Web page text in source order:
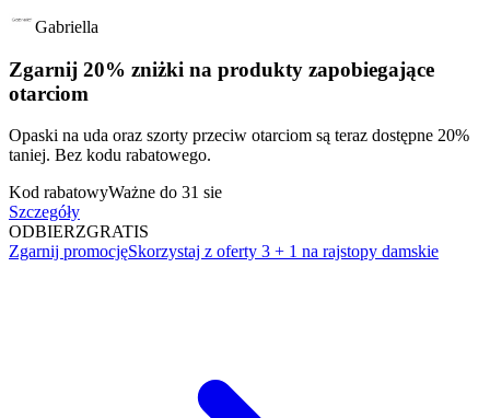
Gabriella
Zgarnij 20% zniżki na produkty zapobiegające
otarciom
Opaski na uda oraz szorty przeciw otarciom są teraz dostępne 20%
taniej. Bez kodu rabatowego.
Kod rabatowyWażne do 31 sie
Szczegóły
ODBIERZGRATIS
Zgarnij promocjęSkorzystaj z oferty 3 + 1 na rajstopy damskie